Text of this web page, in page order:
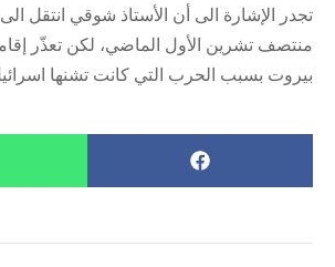
تجدر الإشارة الى أن الأستاذ شوقي انتقل
منتصف تشرين الأول الماضي، لكن تعذّر
بيروت بسبب الحرب التي كانت تشنها